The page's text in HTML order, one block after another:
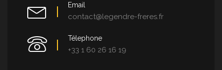
Email
contact@legendre-freres.fr
Télephone
+33 1 60 26 16 19